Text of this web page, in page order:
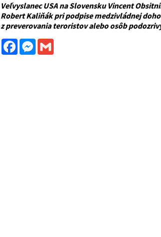
Veľvyslanec USA na Slovensku Vincent
Robert Kaliňák pri podpise medzivládnej
z preverovania teroristov alebo osôb
FacebookMessenger
Gmail